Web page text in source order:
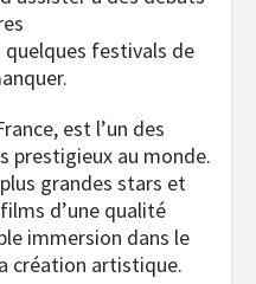
festivals de
est l’un des
prestigieux au monde.
grandes stars et
d’une qualité
immersion dans le
création artistique.